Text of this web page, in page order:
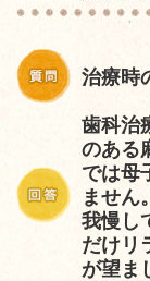
治療時
歯科治
のある
では母
ません
我慢し
だけリ
が望ま